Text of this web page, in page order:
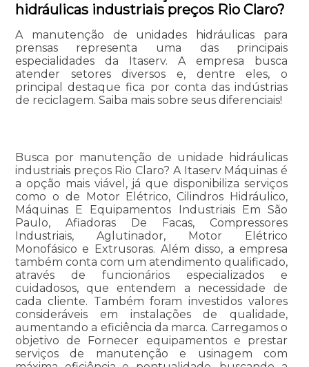
hidráulicas industriais preços Rio Claro?
A manutenção de unidades hidráulicas para
prensas representa uma das principais
especialidades da Itaserv. A empresa busca
atender setores diversos e, dentre eles, o
principal destaque fica por conta das indústrias
de reciclagem. Saiba mais sobre seus diferenciais!
Busca por manutenção de unidade hidráulicas
industriais preços Rio Claro? A Itaserv Máquinas é
a opção mais viável, já que disponibiliza serviços
como o de Motor Elétrico, Cilindros Hidráulico,
Máquinas E Equipamentos Industriais Em São
Paulo, Afiadoras De Facas, Compressores
Industriais, Aglutinador, Motor Elétrico
Monofásico e Extrusoras. Além disso, a empresa
também conta com um atendimento qualificado,
através de funcionários especializados e
cuidadosos, que entendem a necessidade de
cada cliente. Também foram investidos valores
consideráveis em instalações de qualidade,
aumentando a eficiência da marca. Carregamos o
objetivo de Fornecer equipamentos e prestar
serviços de manutenção e usinagem com